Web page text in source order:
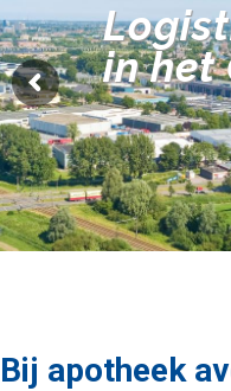
in het
Bij apotheek